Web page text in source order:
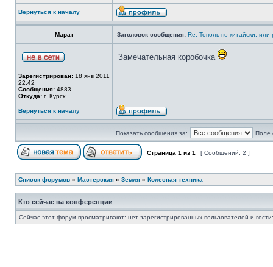
Вернуться к началу
Марат Заголовок сообщения: Re: Тополь по-китайски,
Зарегистрирован: 18 янв 2011
22:42
Сообщения: 4883
Откуда: г. Курск
Замечательная коробочка
Вернуться к началу
Показать сообщения за: Поле
Страница 1 из 1 [ Сообщений: 2 ]
Список форумов » Мастерская » Земля » Колесная техника
Кто сейчас на конференции
Сейчас этот форум просматривают: нет зарегистрированных пользователей и